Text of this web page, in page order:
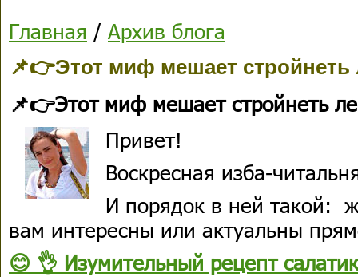
Главная / Архив блога
📌👉Этот миф мешает стройнеть
📌👉Этот миф мешает стройнеть
Привет!
Воскресная изба-
И порядок в ней такой:
вам интересны или актуальны
😊 👌 Изумительный рецепт